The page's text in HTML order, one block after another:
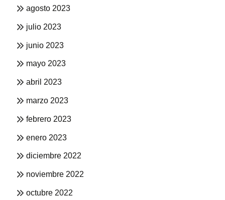
agosto 2023
julio 2023
junio 2023
mayo 2023
abril 2023
marzo 2023
febrero 2023
enero 2023
diciembre 2022
noviembre 2022
octubre 2022